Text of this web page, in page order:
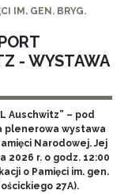
IM. GEN. BRYG.
- WYSTAWA
Auschwitz” – pod
plenerowa wystawa
Narodowej. Jej
2026 r. o godz. 12:00
o Pamięci im. gen.
27A).